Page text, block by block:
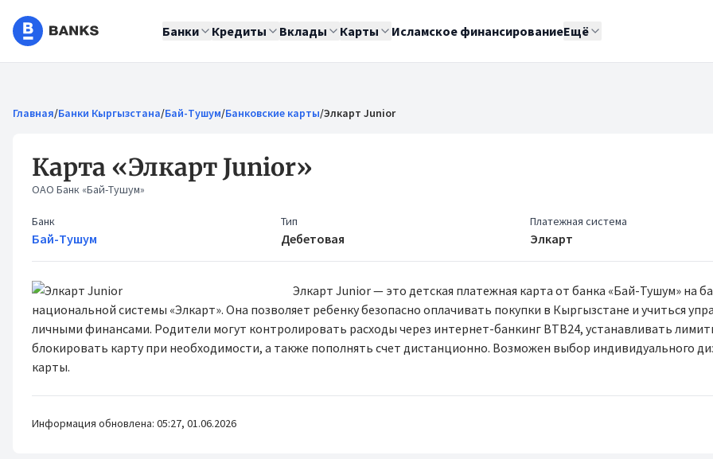
Банки Кредиты Вклады Карты Исламское финансированиеЕщё
Главная/Банки Кыргызстана/Бай-Тушум/Банковские карты/Элкарт Junior
Карта «Элкарт Junior»
ОАО Банк «Бай-Тушум»
Банк
Бай-Тушум
Тип
Дебетовая
Платежная система
Элкарт
Элкарт Junior — это детская платежная карта от банка «Бай-Тушум» на
национальной системы «Элкарт». Она позволяет ребенку безопасно оплачивать покупки в Кыргызстане и учиться
личными финансами. Родители могут контролировать расходы через интернет-банкинг BTB24, устанавливать
блокировать карту при необходимости, а также пополнять счет дистанционно. Возможен выбор индивидуального
карты.
Информация обновлена: 05:27, 01.06.2026